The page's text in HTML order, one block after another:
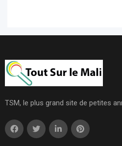
TSM, le plus grand site de petites